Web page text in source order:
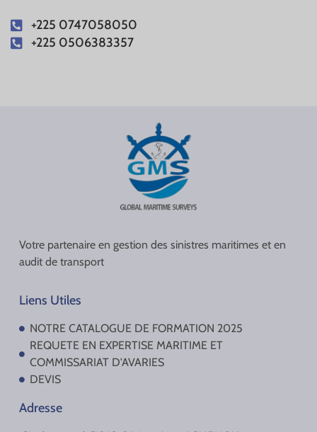
+225 0747058050
+225 0506383357
Votre partenaire en gestion des sinistres maritimes et en
audit de transport
Liens Utiles
NOTRE CATALOGUE DE FORMATION 2025
REQUETE EN EXPERTISE MARITIME ET
COMMISSARIAT D'AVARIES
DEVIS
Adresse